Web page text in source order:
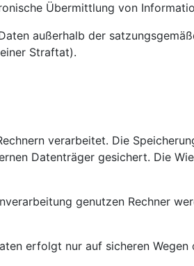
Übermittlung von
außerhalb der
Straftat).
verarbeitet. Die
Datenträger gesichert. Die
genutzen Rechner
erfolgt nur auf sicheren Wegen